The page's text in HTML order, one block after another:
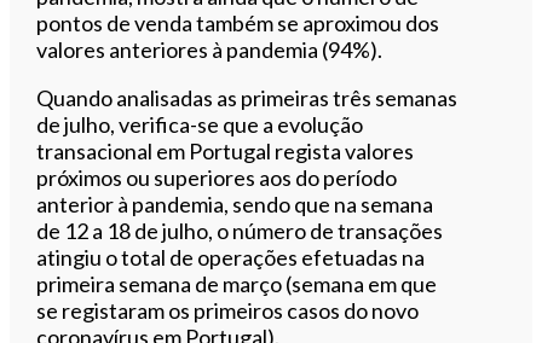
pontos de venda também se aproximou dos
valores anteriores à pandemia (94%).
Quando analisadas as primeiras três semanas
de julho, verifica-se que a evolução
transacional em Portugal regista valores
próximos ou superiores aos do período
anterior à pandemia, sendo que na semana
de 12 a 18 de julho, o número de transações
atingiu o total de operações efetuadas na
primeira semana de março (semana em que
se registaram os primeiros casos do novo
coronavírus em Portugal).